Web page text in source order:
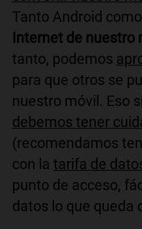
Tanto Android
Internet de nuestro
tanto, podemos
para que otros se
nuestro móvil. Eso
debemos tener
(recomendamos
con la tarifa de
punto de acceso,
datos lo que queda